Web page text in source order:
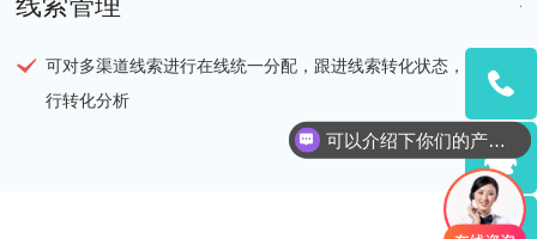
可对多渠道线索进行在线统一分配，跟进线索转化状态，并进
行转化分析
QQ客服
可以介绍下你们的产品么